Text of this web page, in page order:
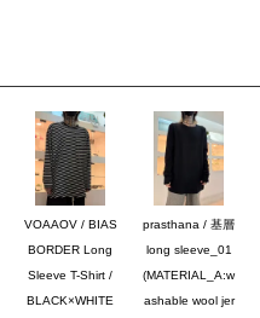
VOAAOV / BIAS
BORDER Long
Sleeve T-Shirt /
BLACK×WHITE
prasthana / 基層
long sleeve_01
(MATERIAL_A:w
ashable wool jer